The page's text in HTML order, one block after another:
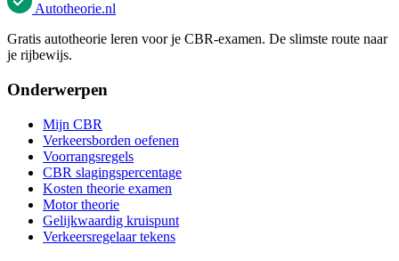
Autotheorie.nl
Gratis autotheorie leren voor je CBR-examen. De slimste route naar
je rijbewijs.
Onderwerpen
Mijn CBR
Verkeersborden oefenen
Voorrangsregels
CBR slagingspercentage
Kosten theorie examen
Motor theorie
Gelijkwaardig kruispunt
Verkeersregelaar tekens